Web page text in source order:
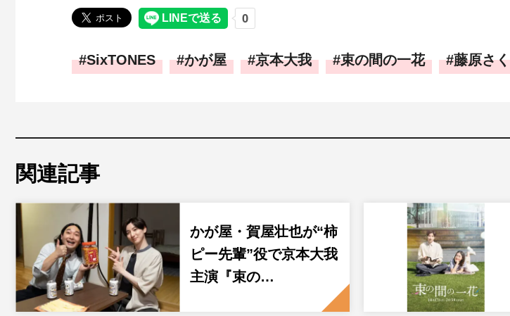
SixTONES かが屋 京本大我 束の間の一花 藤原さ
関連記事
かが屋・賀屋壮也が“柿
ピー先輩”役で京本大我
主演『束の…